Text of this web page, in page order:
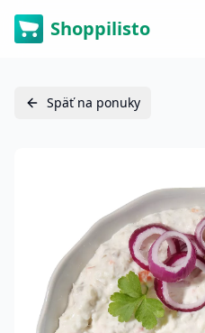
Shoppilisto
Späť na ponuky